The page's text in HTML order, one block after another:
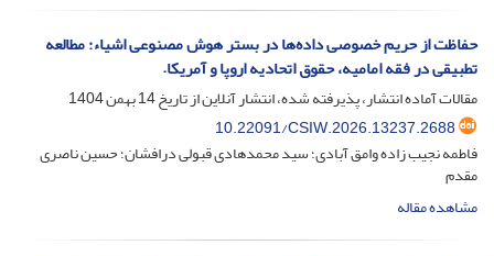
حفاظت از حریم خصوصی داده‌ها در بستر هوش مصنوعی اشیاء: مطالعه‌
تطبیقی در فقه امامیه، حقوق اتحادیه اروپا و آمریکا.
مقالات آماده انتشار، پذیرفته شده، انتشار آنلاین از تاریخ14 بهمن 1404
10.22091/CSIW.2026.13237.2688
فاطمه نجیب زاده وامق آبادی؛ سید محمدهادی قبولی درافشان؛ حسین ناصری
مقدم
مشاهده مقاله